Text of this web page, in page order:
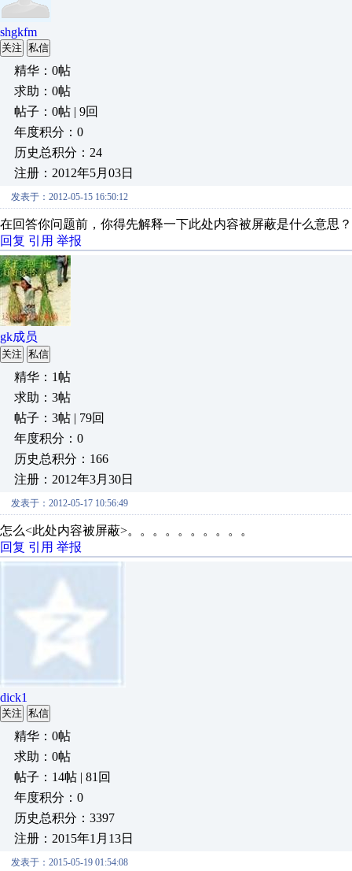
shgkfm
关注 私信
精华：0帖
求助：0帖
帖子：0帖 | 9回
年度积分：0
历史总积分：24
注册：2012年5月03日
发表于：2012-05-15 16:50:12
在回答你问题前，你得先解释一下此处内容被屏蔽是什么意思？
回复 引用 举报
gk成员
关注 私信
精华：1帖
求助：3帖
帖子：3帖 | 79回
年度积分：0
历史总积分：166
注册：2012年3月30日
发表于：2012-05-17 10:56:49
怎么<此处内容被屏蔽>。。。。。。。。。。
回复 引用 举报
dick1
关注 私信
精华：0帖
求助：0帖
帖子：14帖 | 81回
年度积分：0
历史总积分：3397
注册：2015年1月13日
发表于：2015-05-19 01:54:08